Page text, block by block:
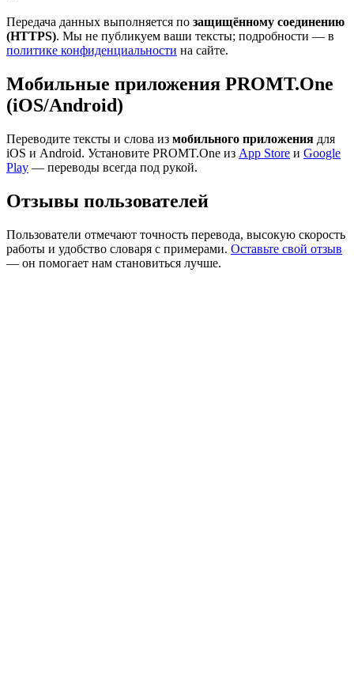
Передача данных выполняется по защищённому соединению
(HTTPS). Мы не публикуем ваши тексты; подробности — в
политике конфиденциальности на сайте.
Мобильные приложения PROMT.One
(iOS/Android)
Переводите тексты и слова из мобильного приложения для
iOS и Android. Установите PROMT.One из App Store и Google
Play — переводы всегда под рукой.
Отзывы пользователей
Пользователи отмечают точность перевода, высокую скорость
работы и удобство словаря с примерами. Оставьте свой отзыв
— он помогает нам становиться лучше.